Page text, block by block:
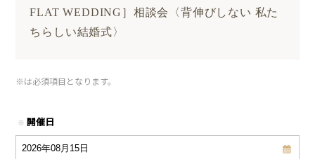
FLAT WEDDING］相談会〈背伸びしない 私た
ちらしい結婚式〉
※は必須項目となります。
※ 開催日